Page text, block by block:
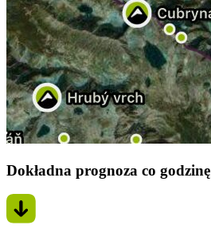
Dokładna prognoza co godzinę